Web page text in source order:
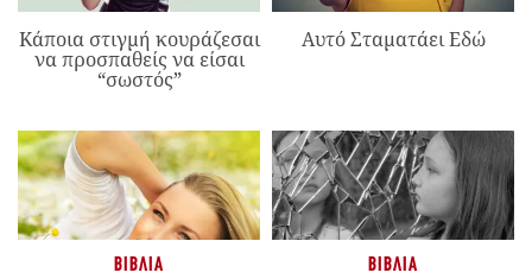
Κάποια στιγμή κουράζεσαι
να προσπαθείς να είσαι
“σωστός”
Αυτό Σταματάει Εδώ
ΒΙΒΛΊΑ ΒΙΒΛΊΑ